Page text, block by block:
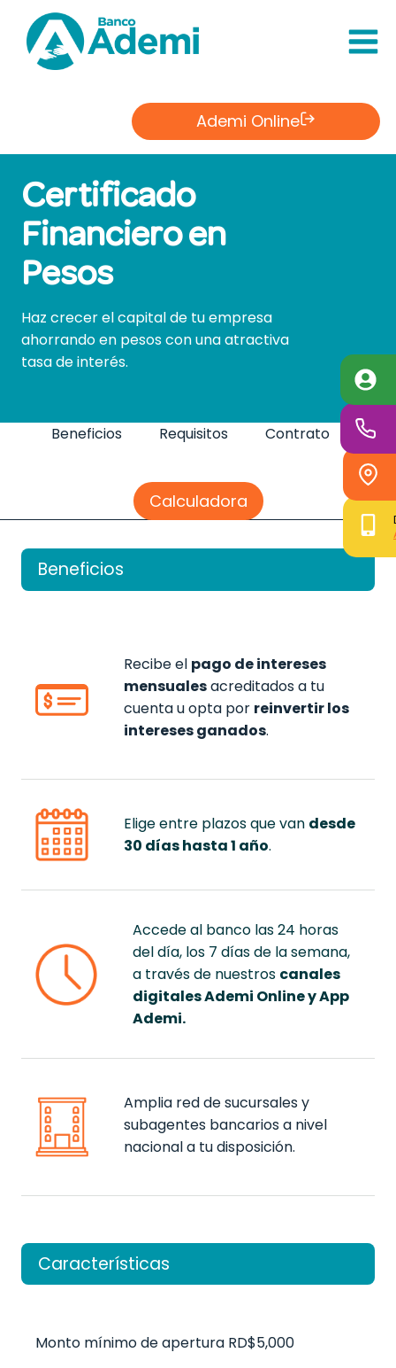
Contenido
Ademi Online
Certificado
Financiero en
Pesos
Haz crecer el capital de tu empresa
ahorrando en pesos con una atractiva
tasa de interés.
Beneficios Requisitos Contrato
Calculadora
Beneficios
Recibe el pago de intereses
mensualesacreditados a tu
cuenta u opta por reinvertir los
intereses ganados.
Elige entre plazos que van desde
30 días hasta 1 año.
Accede al banco las 24 horas
del día, los 7 días de la semana,
a través de nuestros canales
digitales Ademi Online y App
Ademi.
Amplia red de sucursales y
subagentes bancarios a nivel
nacional a tu disposición.
Características
Monto mínimo de apertura RD$5,000